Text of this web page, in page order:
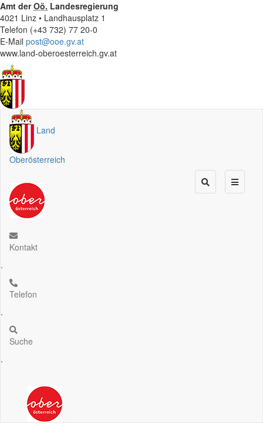
Amt derOö. Landesregierung
4021 Linz • Landhausplatz 1
Telefon (+43 732) 77 20-0
E-Mail post@ooe.gv.at
www.land-oberoesterreich.gv.at
Land
Oberösterreich
Kontakt
.
Telefon
.
Suche
.